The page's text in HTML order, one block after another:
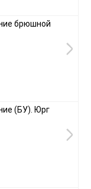
брюшной
(БУ). Юрг